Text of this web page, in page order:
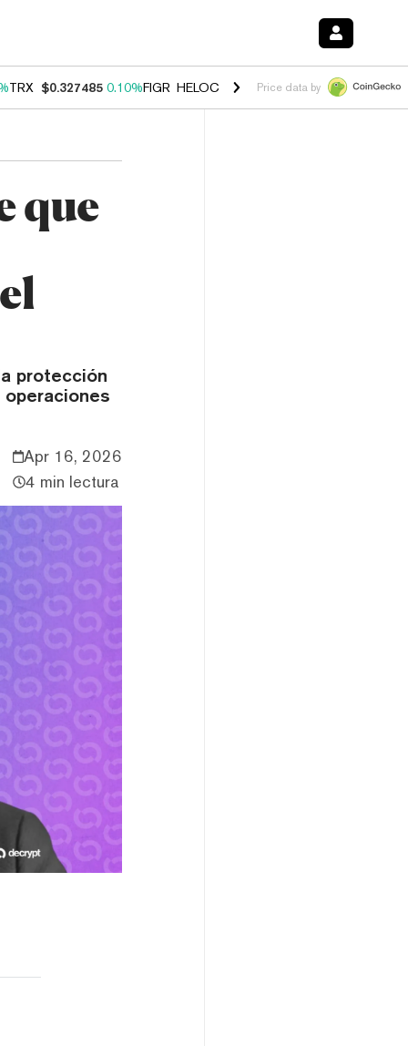
TRX $0.327485 0.10%FIGR_HELOC $1.038 1.80%HYPE $55.74 -
Price data by
que
protección
Apr 16, 2026
4 min lectura